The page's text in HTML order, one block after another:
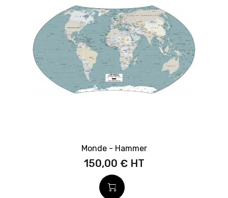
Monde - Hammer
150,00 €